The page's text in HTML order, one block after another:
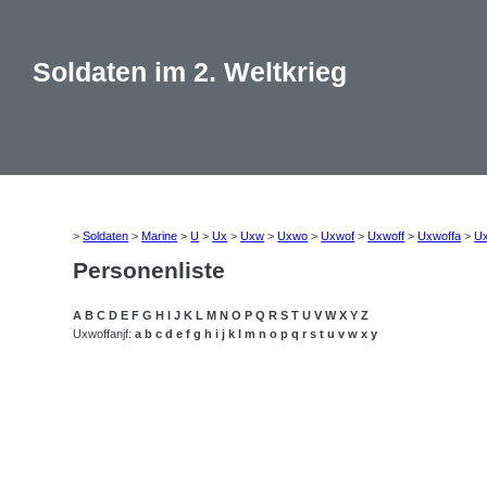
Soldaten im 2. Weltkrieg
>Soldaten >Marine >U >Ux >Uxw >Uxwo >Uxwof >Uxwoff >Uxwoffa >
Personenliste
A B C D E F G H I J K L M N O P Q R S T U V W X Y Z
Uxwoffanjf:a b c d e f g h i j k l m n o p q r s t u v w x y